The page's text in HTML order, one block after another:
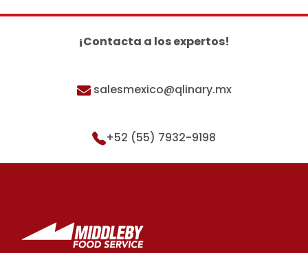
¡Contacta a los expertos!
salesmexico@qlinary.mx
+52 (55) 7932-9198